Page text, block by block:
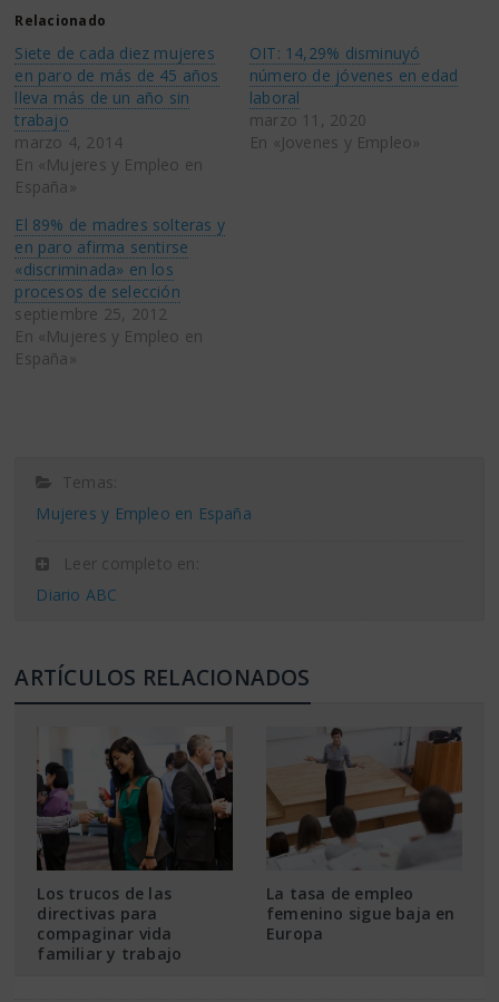
(Se
abre
una
ventana
nueva)
una
ventana
nueva)
Relacionado
Siete de cada diez mujeres
en paro de más de 45 años
lleva más de un año sin
trabajo
marzo 4, 2014
En «Mujeres y Empleo en
España»
OIT: 14,29% disminuyó
número de jóvenes en edad
laboral
marzo 11, 2020
En «Jovenes y Empleo»
El 89% de madres solteras y
en paro afirma sentirse
«discriminada» en los
procesos de selección
septiembre 25, 2012
En «Mujeres y Empleo en
España»
Temas:
Mujeres y Empleo en España
Leer completo en:
Diario ABC
ARTÍCULOS RELACIONADOS
Los trucos de las
directivas para
compaginar vida
familiar y trabajo
La tasa de empleo
femenino sigue baja en
Europa